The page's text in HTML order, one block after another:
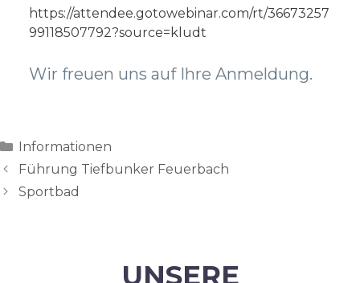
https://attendee.gotowebinar.com/rt/36673257
99118507792?source=kludt
Wir freuen uns auf Ihre Anmeldung.
Categories
Informationen
Führung Tiefbunker Feuerbach
Sportbad
UNSERE